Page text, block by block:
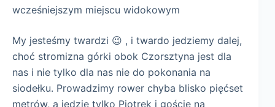
wcześniejszym miejscu widokowym
My jesteśmy twardzi 😉 , i twardo jedziemy dalej,
choć stromizna górki obok Czorsztyna jest dla
nas i nie tylko dla nas nie do pokonania na
siodełku. Prowadzimy rower chyba blisko pięćset
metrów, a jedzie tylko Piotrek i goście na